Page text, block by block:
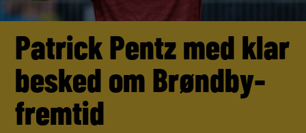
Patrick Pentz med klar
besked om Brøndby-
fremtid